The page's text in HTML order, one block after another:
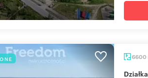
6600
Działka 66 ar z widokiem na staw, MPZP,